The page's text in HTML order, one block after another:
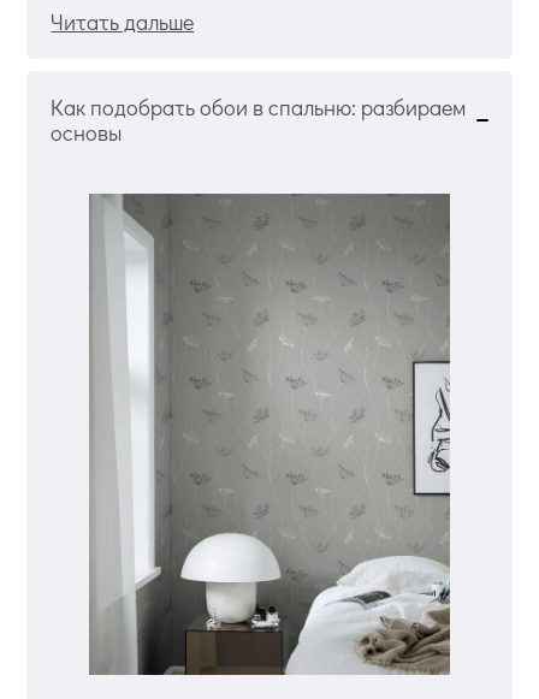
Читать дальше
Как подобрать обои в спальню: разбираем
основы